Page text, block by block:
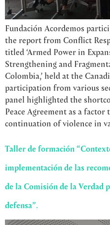
Fundación Acordemos
the report from Conflict
titled ‘Armed Power in
Strengthening and
Colombia,’ held at the
participation from various
panel highlighted the
Peace Agreement as a
continuation of violence in
Taller de formación
implementación de las
de la Comisión de la Verdad
defensa”.